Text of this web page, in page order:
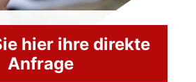
hier ihre direkte
Anfrage